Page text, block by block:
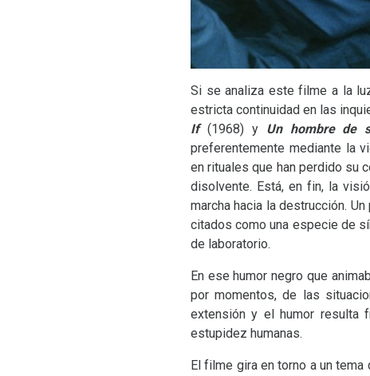
Si se analiza este filme a la
estricta continuidad en las
If (1968) y Un hombre de
preferentemente mediante la
en rituales que han perdido su
disolvente. Está, en fin, la
marcha hacia la destrucción.
citados como una especie de
de laboratorio.
En ese humor negro que
por momentos, de las
extensión y el humor resulta
estupidez humanas.
El filme gira en torno a un